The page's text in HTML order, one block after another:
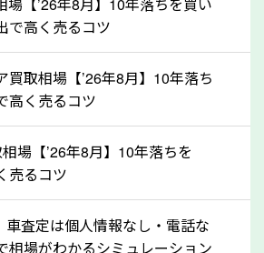
価格をつけやすくなります。
、先に年払いしていた自動車税が
ものです。ですから、自動車税の
するほど多く還付されます。不要
続きをしたほうが良いでしょう。
場【’26年8月】10年落ちを買い
で高く売るコツ
買取相場【’26年8月】10年落ち
高く売るコツ
場【’26年8月】10年落ちを
売るコツ
車査定は個人情報なし・電話な
相場がわかるシミュレーション